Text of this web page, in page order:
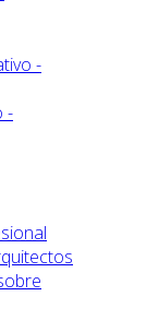
-
-